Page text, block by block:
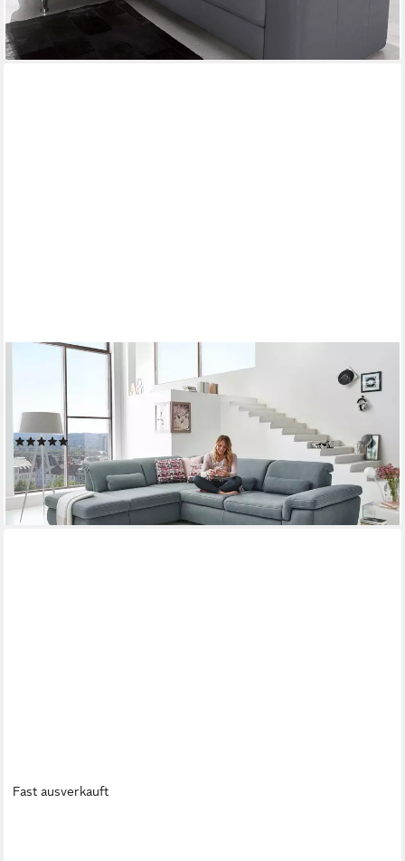
lieferbar in 5 Wochen
DIE PLANBAR
Ecksofa MP-IN17041 L-Form, Breite 320 cm,
Sitztiefenverstellung, optional Kopfteilverstellung &
Schlaffunktion
(4)
ab 2.287,99 €
lieferbar in 6 Wochen
Fast ausverkauft